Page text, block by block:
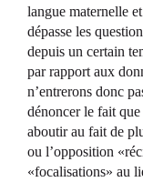
langue maternelle
dépasse les
depuis un certain
par rapport aux
n’entrerons donc
dénoncer le fait
aboutir au fait de
ou l’opposition
«focalisations» au